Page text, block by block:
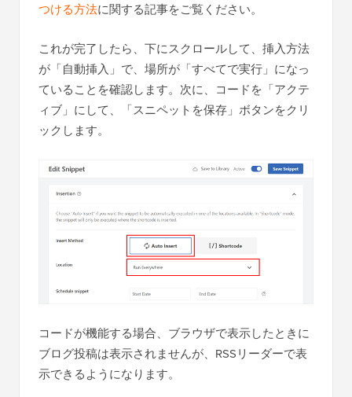
つける方法に関する記事をご覧ください。
これが完了したら、下にスクロールして、挿入方法
が「自動挿入」で、場所が「すべてで実行」になっ
ていることを確認します。次に、コードを「アクテ
ィブ」にして、「スニペットを保存」ボタンをクリ
ックします。
コードが機能する場合、ブラウザで表示したときに
ブログ投稿は表示されませんが、RSSリーダーで表
示できるようになります。